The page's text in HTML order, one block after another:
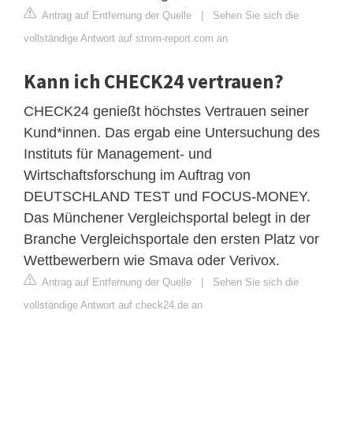
Antrag auf Entfernung der Quelle
Sehen Sie sich die
vollständige Antwort auf strom-report.com an
Kann ich CHECK24 vertrauen?
CHECK24 genießt höchstes Vertrauen seiner
Kund*innen. Das ergab eine Untersuchung des
Instituts für Management- und
Wirtschaftsforschung im Auftrag von
DEUTSCHLAND TEST und FOCUS-MONEY.
Das Münchener Vergleichsportal belegt in der
Branche Vergleichsportale den ersten Platz vor
Wettbewerbern wie Smava oder Verivox.
Antrag auf Entfernung der Quelle
Sehen Sie sich die
vollständige Antwort auf check24.de an